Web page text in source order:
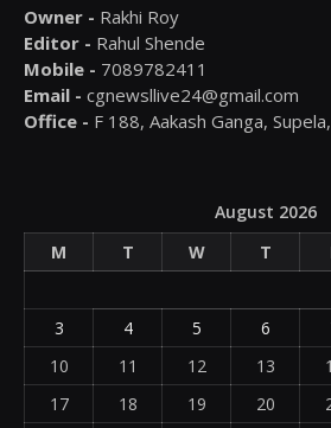
Owner - Rakhi Roy
Editor - Rahul Shende
Mobile - 7089782411
Email - cgnewsllive24@gmail.com
Office - F 188, Aakash Ganga,
August 2026
M
T W T
3
4 5 6
10
11 12 13
17
18 19 20